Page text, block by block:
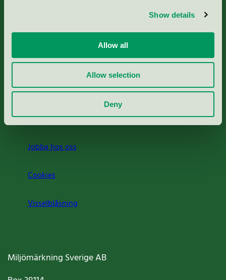
Show details
Allow all
Allow selection
Deny
Svanens husproduktportal-HPP
Rapporter & undersökningar
Press
Om oss
Jobba hos oss
Cookies
Visselblåsning
Miljömärkning Sverige AB